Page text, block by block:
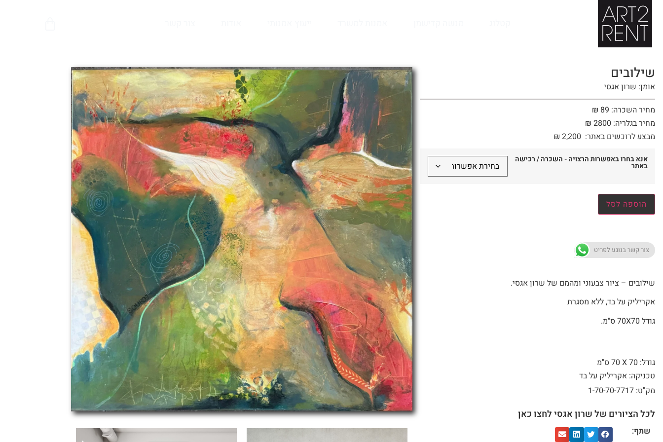
לתוכן
שילובים
אומן: שרון אגסי
מחיר השכרה: 89 ₪
מחיר בגלריה: 2800 ₪
מבצע לרוכשים באתר:
₪ 2,200
אנא בחרו באפשרות הרצויה - השכרה / רכישה
באתר
הוספה לסל
צור קשר בנוגע לפריט
שילובים – ציור צבעוני ומהמם של שרון אגסי.
אקריליק על בד, ללא מסגרת
גודל 70X70 ס"מ.
גודל: 70 X
70 ס"מ
טכניקה: אקריליק על בד
מק"ט: 1-70-70-7717
לכל הציורים של שרון אגסי לחצו כאן
שתף: